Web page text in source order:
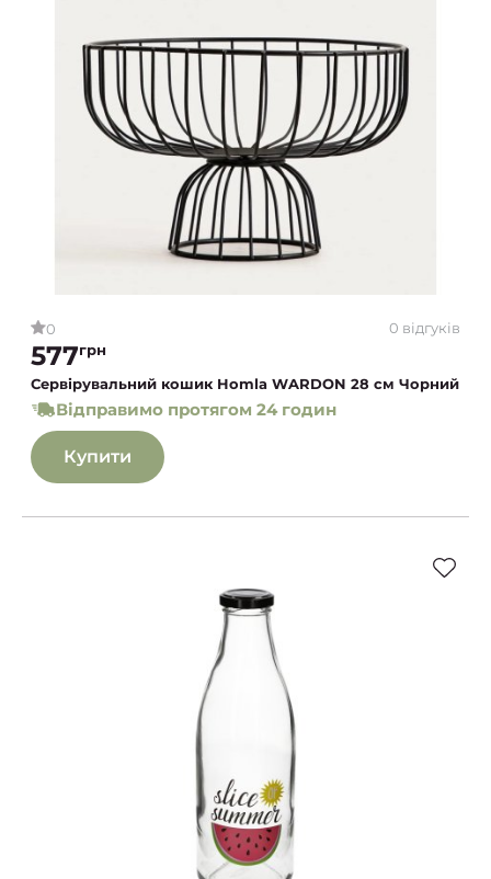
0 0 відгуків
577грн
Сервірувальний кошик Homla WARDON 28 см Чорний
Відправимо протягом 24 годин
Купити